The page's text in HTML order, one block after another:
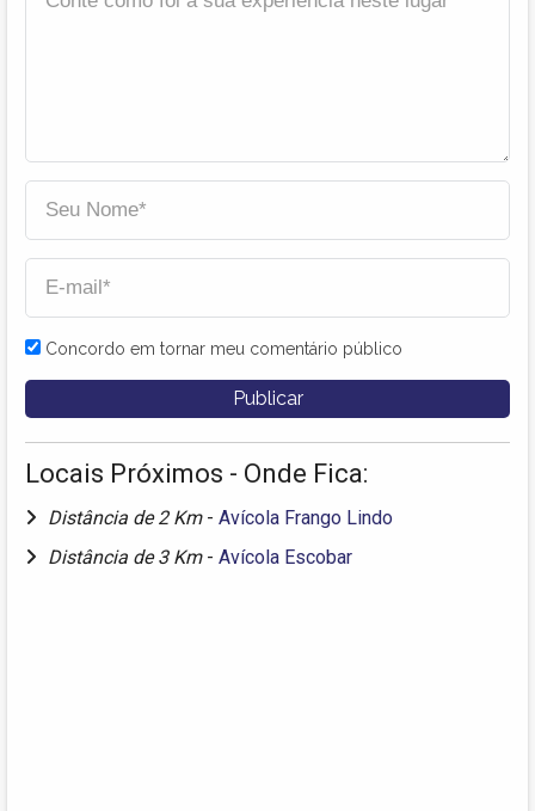
Concordo em tornar meu comentário público
Locais Próximos - Onde Fica:
Distância de 2 Km - Avícola Frango Lindo
Distância de 3 Km - Avícola Escobar